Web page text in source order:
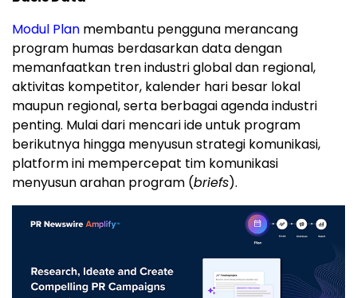
Modul Plan membantu pengguna merancang
program humas berdasarkan data dengan
memanfaatkan tren industri global dan regional,
aktivitas kompetitor, kalender hari besar lokal
maupun regional, serta berbagai agenda industri
penting. Mulai dari mencari ide untuk program
berikutnya hingga menyusun strategi komunikasi,
platform ini mempercepat tim komunikasi
menyusun arahan program (briefs).